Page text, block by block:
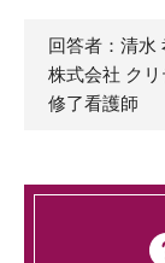
回答者：清水
株式会社 ク
修了看護師